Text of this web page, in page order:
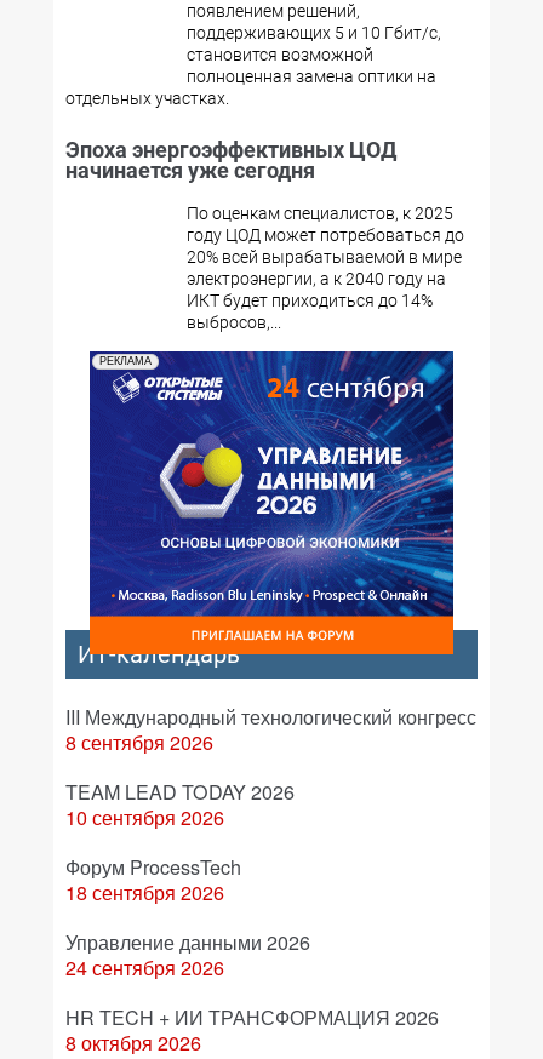
появлением решений,
поддерживающих 5 и 10 Гбит/с,
становится возможной
полноценная замена оптики на
отдельных участках.
Эпоха энергоэффективных ЦОД
начинается уже сегодня
По оценкам специалистов, к 2025
году ЦОД может потребоваться до
20% всей вырабатываемой в мире
электроэнергии, а к 2040 году на
ИКТ будет приходиться до 14%
выбросов,...
РЕКЛАМА
ИТ-календарь
III Международный технологический конгресс
8 сентября 2026
TEAM LEAD TODAY 2026
10 сентября 2026
Форум ProcessTech
18 сентября 2026
Управление данными 2026
24 сентября 2026
HR TECH + ИИ ТРАНСФОРМАЦИЯ 2026
8 октября 2026